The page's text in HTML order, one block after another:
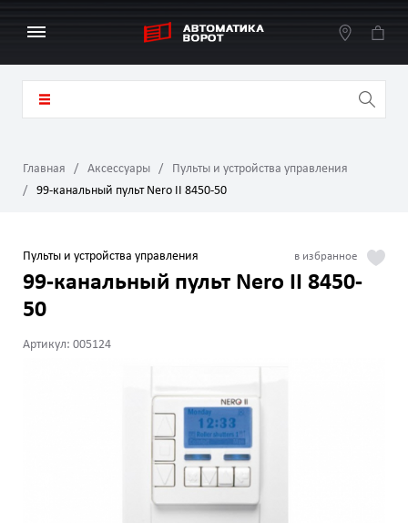
Главная Аксессуары
Пульты и устройства управления
99-канальный пульт Nero II 8450-50
Пульты и устройства управления
99-канальный пульт Nero II 8450-
50
Артикул: 005124